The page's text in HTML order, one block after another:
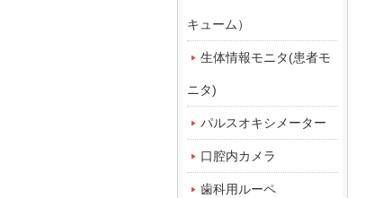
キューム）
生体情報モニタ(患者モ
ニタ)
パルスオキシメーター
口腔内カメラ
歯科用ルーペ